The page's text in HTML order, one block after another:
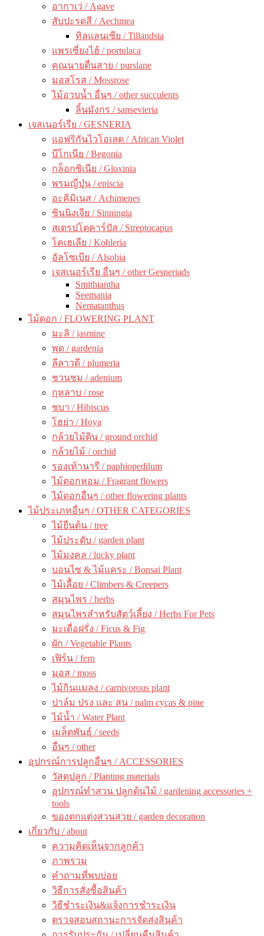
อากาเว่ / Agave
สับปะรดสี / Aechmea
ทิลแลนเซีย / Tillandsia
แพรเซี่ยงไฮ้ / portulaca
คุณนายตื่นสาย / purslane
มอสโรส / Mossrose
ไม้อวบน้ำ อื่นๆ / other succulents
ลิ้นมังกร / sansevieria
เจสเนอร์เรีย / GESNERIA
แอฟริกันไวโอเลต / African Violet
บีโกเนีย / Begonia
กล็อกซิเนีย / Gloxinia
พรมญี่ปุ่น / episcia
อะคิมิเนส / Achimenes
ซินนิงเจีย / Sinningia
สเตรปโตคาร์ปัส / Streptocapus
โคเฮเลีย / Kohleria
อัลโซเบีย / Alsobia
เจสเนอร์เรีย อื่นๆ / other Gesneriads
Smithiantha
Seemania
Nematanthus
ไม้ดอก / FLOWERING PLANT
มะลิ / jasmine
พุด / gardenia
ลีลาวดี / plumeria
ชวนชม / adenium
กุหลาบ / rose
ชบา / Hibiscus
โฮย่า / Hoya
กล้วยไม้ดิน / ground orchid
กล้วยไม้ / orchid
รองเท้านารี / paphiopedilum
ไม้ดอกหอม / Fragrant flowers
ไม้ดอกอื่นๆ / other flowering plants
ไม้ประเภทอื่นๆ / OTHER CATEGORIES
ไม้ยืนต้น / tree
ไม้ประดับ / garden plant
ไม้มงคล / lucky plant
บอนไซ & ไม้แคระ / Bonsai Plant
ไม้เลื้อย / Climbers & Creepers
สมุนไพร / herbs
สมุนไพรสำหรับสัตว์เลี้ยง / Herbs For Pets
มะเดื่อฝรั่ง / Ficus & Fig
ผัก / Vegetable Plants
เฟิร์น / fern
มอส / moss
ไม้กินแมลง / carnivorous plant
ปาล์ม ปรง และ สน / palm cycas & pine
ไม้น้ำ / Water Plant
เมล็ดพันธุ์ / seeds
อื่นๆ / other
อุปกรณ์การปลูกอื่นๆ / ACCESSORIES
วัสดุปลูก / Planting materials
อุปกรณ์ทำสวน ปลูกต้นไม้ / gardening accessories +
tools
ของตกแต่งสวนสวย / garden decoration
เกี่ยวกับ / about
ความคิดเห็นจากลูกค้า
ภาพรวม
คำถามที่พบบ่อย
วิธีการสั่งซื้อสินค้า
วิธีชำระเงิน&แจ้งการชำระเงิน
ตรวจสอบสถานะการจัดส่งสินค้า